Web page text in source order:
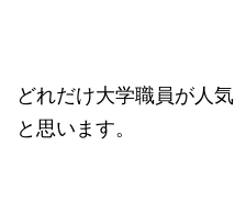
どれだけ大学職員が人
と思います。